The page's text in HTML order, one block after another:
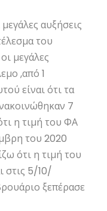
αυξήσεις
του
μεγάλες
,από 1
είναι ότι τα
7
η τιμή του ΦΑ
του 2020
ότι η τιμή του
στις 5/10/
ξεπέρασε